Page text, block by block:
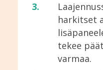
harkitset
tekee
varmaa.